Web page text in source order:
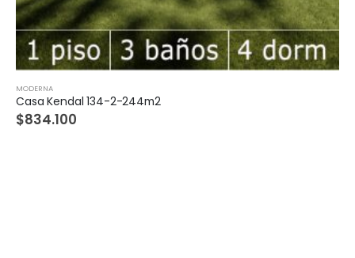
MODERNA
Casa Kendal 134-2-244m2
$834.100